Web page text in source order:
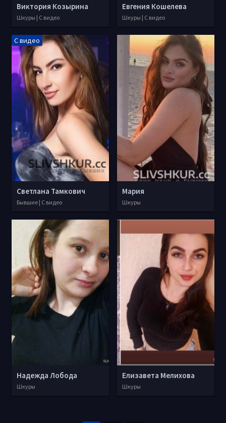
Виктория Козырина
Шкуры | С видео
Евгения Кошелева
Шкуры | С видео
С видео
Светлана Тамкович
Бывшие | С видео
Мария
Шкуры
Надежда Лобода
Шкуры
Елизавета Мелихова
Шкуры